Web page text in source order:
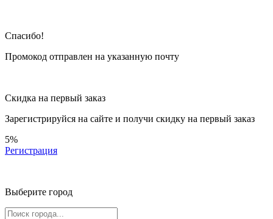
Спасибо!
Промокод отправлен на указанную почту
Скидка на первый заказ
Зарегистрируйся на сайте и получи скидку на первый заказ
5%
Регистрация
Выберите город